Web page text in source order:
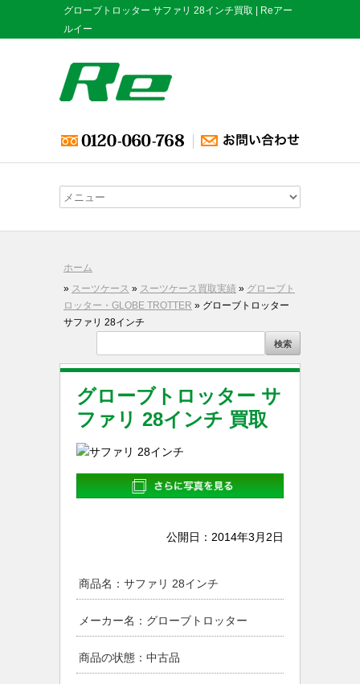
グローブトロッター サファリ 28インチ買取 | Reアー
ルイー
ホーム
» スーツケース » スーツケース買取実績 » グローブト
ロッター・GLOBE TROTTER » グローブトロッター
サファリ 28インチ
グローブトロッター サ
ファリ 28インチ 買取
公開日： 2014年3月2日
商品名：サファリ 28インチ
メーカー名：グローブトロッター
商品の状態：中古品